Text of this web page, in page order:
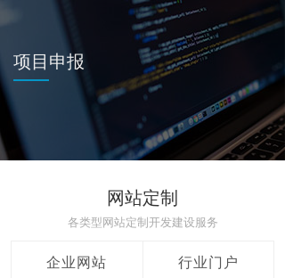
项目申报
网站定制
各类型网站定制开发建设服务
企业网站 行业门户